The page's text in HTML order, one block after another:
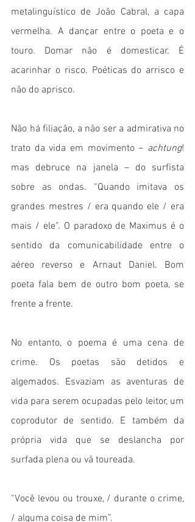
metalinguístico de João Cabral, a capa
vermelha. A dançar entre o poeta e o
touro. Domar não é domesticar. É
acarinhar o risco. Poéticas do arrisco e
não do aprisco.
Não há filiação, a não ser a admirativa no
trato da vida em movimento – achtung!
mas debruce na janela – do surfista
sobre as ondas. “Quando imitava os
grandes mestres / era quando ele / era
mais / ele”. O paradoxo de Maximus é o
sentido da comunicabilidade entre o
aéreo reverso e Arnaut Daniel. Bom
poeta fala bem de outro bom poeta, se
frente a frente.
No entanto, o poema é uma cena de
crime. Os poetas são detidos e
algemados. Esvaziam as aventuras de
vida para serem ocupadas pelo leitor, um
coprodutor de sentido. E também da
própria vida que se deslancha por
surfada plena ou vã toureada.
“Você levou ou trouxe, / durante o crime,
/ alguma coisa de mim”.